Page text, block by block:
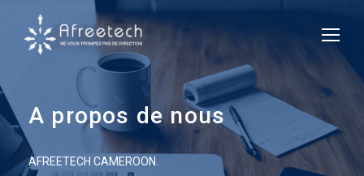
A propos de nous
AFREETECH CAMEROON.